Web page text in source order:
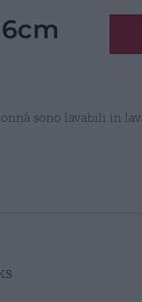
sono lavabili in